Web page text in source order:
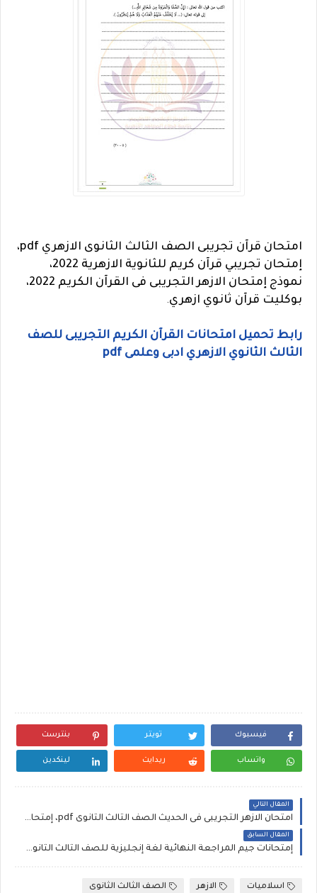
امتحان قرآن تجريبى الصف الثالث الثانوى الازهري pdf،
إمتحان تجريبي قرآن كريم للثانوية الازهرية 2022،
نموذج إمتحان الازهر التجريبى فى القرآن الكريم 2022،
بوكليت قرآن ثانوي ازهري.
رابط تحميل امتحانات القرآن الكريم التجريبى للصف
الثالث الثانوي الازهري ادبى وعلمى pdf
فيسبوك تويتر بنترست
واتساب ريدايت لينكدين
المقال التالي
امتحان الازهر التجريبى فى الحديث الصف الثالث الثانوى pdf، إمتحان حديث تجريبي علمى ثانوية ازهرية 2022
المقال السابق
إمتحانات جيم المراجعة النهائية لغة إنجليزية للصف الثالث الثانوي 2022، تحميل ٢١ إمتحان إنجليزي بالاجابات ثانوية عامة
اسلاميات الازهر الصف الثالث الثانوى